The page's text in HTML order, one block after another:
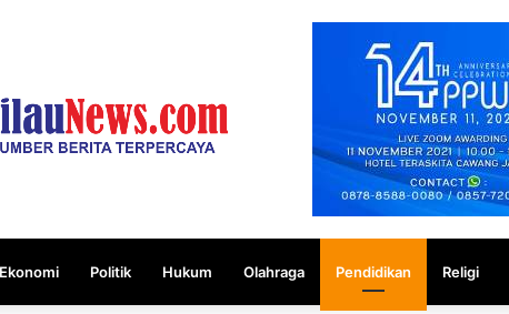
Ekonomi Politik Hukum Olahraga Pendidikan Religi